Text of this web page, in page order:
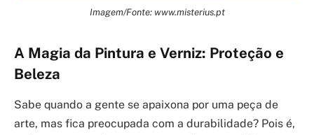
Imagem/Fonte: www.misterius.pt
A Magia da Pintura e Verniz: Proteção e
Beleza
Sabe quando a gente se apaixona por uma peça de
arte, mas fica preocupada com a durabilidade? Pois é,